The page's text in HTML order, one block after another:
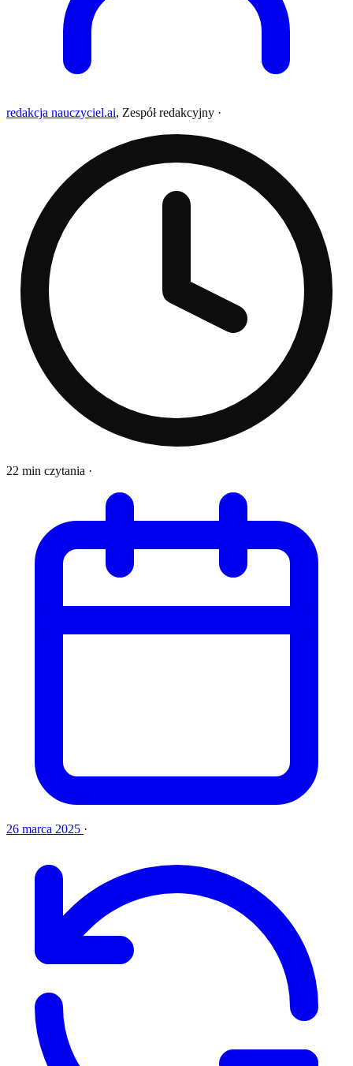
redakcja nauczyciel.ai, Zespół redakcyjny ·
22 min czytania ·
26 marca 2025 ·